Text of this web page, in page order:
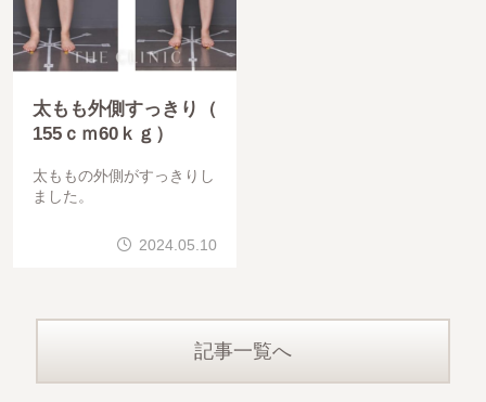
太もも外側すっきり（
155ｃｍ60ｋｇ）
太ももの外側がすっきりし
ました。
2024.05.10
記事一覧へ